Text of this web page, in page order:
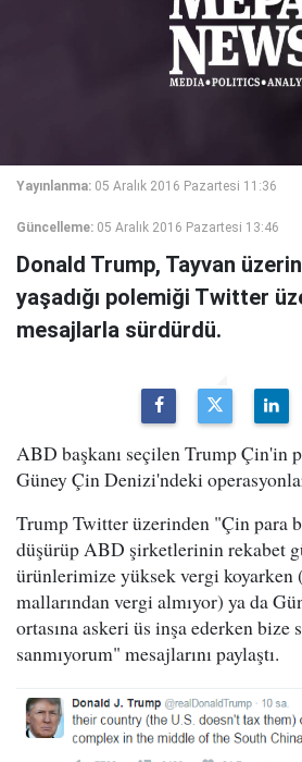
Yayınlanma: 05 Aralık 2016 Pazartesi 11:36
Güncelleme: 05 Aralık 2016 Pazartesi 13:46
Donald Trump, Tayvan
yaşadığı polemiği Twitter
mesajlarla sürdürdü.
ABD başkanı seçilen Trump Çin'in
Güney Çin Denizi'ndeki
Trump Twitter üzerinden "Çin para
düşürüp ABD şirketlerinin rekabet
ürünlerimize yüksek vergi
mallarından vergi almıyor) ya da
ortasına askeri üs inşa ederken bize
sanmıyorum" mesajlarını paylaştı.